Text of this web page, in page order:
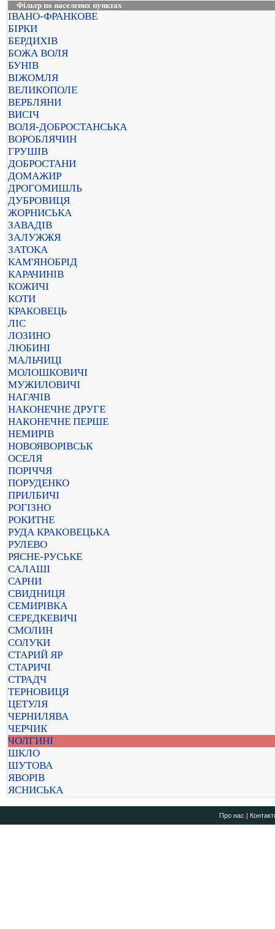
Фільтр по населених пунктах
ІВАНО-ФРАНКОВЕ
БІРКИ
БЕРДИХІВ
БОЖА ВОЛЯ
БУНІВ
ВІЖОМЛЯ
ВЕЛИКОПОЛЕ
ВЕРБЛЯНИ
ВИСІЧ
ВОЛЯ-ДОБРОСТАНСЬКА
ВОРОБЛЯЧИН
ГРУШІВ
ДОБРОСТАНИ
ДОМАЖИР
ДРОГОМИШЛЬ
ДУБРОВИЦЯ
ЖОРНИСЬКА
ЗАВАДІВ
ЗАЛУЖЖЯ
ЗАТОКА
КАМ'ЯНОБРІД
КАРАЧИНІВ
КОЖИЧІ
КОТИ
КРАКОВЕЦЬ
ЛІС
ЛОЗИНО
ЛЮБИНІ
МАЛЬЧИЦІ
МОЛОШКОВИЧІ
МУЖИЛОВИЧІ
НАГАЧІВ
НАКОНЕЧНЕ ДРУГЕ
НАКОНЕЧНЕ ПЕРШЕ
НЕМИРІВ
НОВОЯВОРІВСЬК
ОСЕЛЯ
ПОРІЧЧЯ
ПОРУДЕНКО
ПРИЛБИЧІ
РОГІЗНО
РОКИТНЕ
РУДА КРАКОВЕЦЬКА
РУЛЕВО
РЯСНЕ-РУСЬКЕ
САЛАШІ
САРНИ
СВИДНИЦЯ
СЕМИРІВКА
СЕРЕДКЕВИЧІ
СМОЛИН
СОЛУКИ
СТАРИЙ ЯР
СТАРИЧІ
СТРАДЧ
ТЕРНОВИЦЯ
ЦЕТУЛЯ
ЧЕРНИЛЯВА
ЧЕРЧИК
ЧОЛГИНІ
ШКЛО
ШУТОВА
ЯВОРІВ
ЯСНИСЬКА
Про нас |